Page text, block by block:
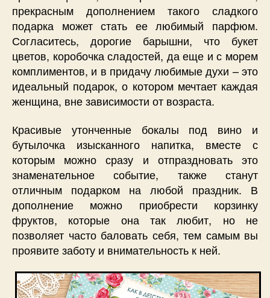
прекрасным дополнением такого сладкого
подарка может стать ее любимый парфюм.
Согласитесь, дорогие барышни, что букет
цветов, коробочка сладостей, да еще и с морем
комплиментов, и в придачу любимые духи – это
идеальный подарок, о котором мечтает каждая
женщина, вне зависимости от возраста.
Красивые утонченные бокалы под вино и
бутылочка изысканного напитка, вместе с
которым можно сразу и отпраздновать это
знаменательное событие, также станут
отличным подарком на любой праздник. В
дополнение можно приобрести корзинку
фруктов, которые она так любит, но не
позволяет часто баловать себя, тем самым вы
проявите заботу и внимательность к ней.